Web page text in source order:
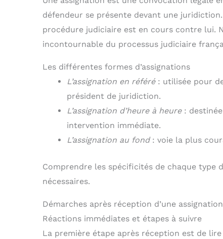
défendeur se présente devant une
procédure judiciaire est en cours contre lui.
incontournable du processus judiciaire
Les différentes formes d’assignations
L’assignation en référé: utilisée pour
président de juridiction.
L’assignation d’heure à heure: destinée
intervention immédiate.
L’assignation au fond: voie la plus
Comprendre les spécificités de chaque type
nécessaires.
Démarches après réception d’une assignation
Réactions immédiates et étapes à suivre
La première étape après réception est de